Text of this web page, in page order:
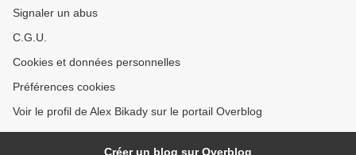
Signaler un abus
C.G.U.
Cookies et données personnelles
Préférences cookies
Voir le profil de Alex Bikady sur le portail Overblog
Créer un blog sur Overblog